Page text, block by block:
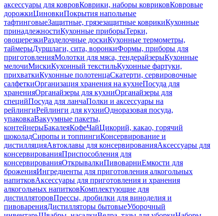
аксессуары для ковровКоврики, наборы ковриковКовровые
дорожкиЦиновкиПокрытия напольные
тафтинговыеЗащитные, грязезащитные коврикиКухонные
принадлежностиКухонные приборыТерки,
овощерезкиРазделочные доскиКухонные термометры,
таймерыДуршлаги, сита, воронкиФормы, приборы для
приготовленияМолотки для мяса, тендерайзерыКухонные
мелочиМискиКухонный текстильКухонные фартуки,
прихваткиКухонные полотенцаСкатерти, сервировочные
салфеткиОрганизация хранения на кухнеПосуда для
храненияОрганайзеры для кухниОрганайзеры для
специйПосуда для ланчаПолки и аксессуары на
рейлингиРейлинги для кухниОдноразовая посуда,
упаковкаВакуумные пакеты,
контейнерыБакалеяКофеЧайЦикорий, какао, горячий
шоколадСиропы и топпингиКонсервирование и
дистилляцияАвтоклавы для консервированияАксессуары для
консервированияПриспособления для
консервированияОткрывалкиПивоварниЕмкости для
броженияИнгредиенты для приготовления алкогольных
напитковАксессуары для приготовления и хранения
алкогольных напитковКомплектующие для
дистилляторовПрессы, дробилки для виноделия и
пивоваренияДистилляторы бытовыеУборочный